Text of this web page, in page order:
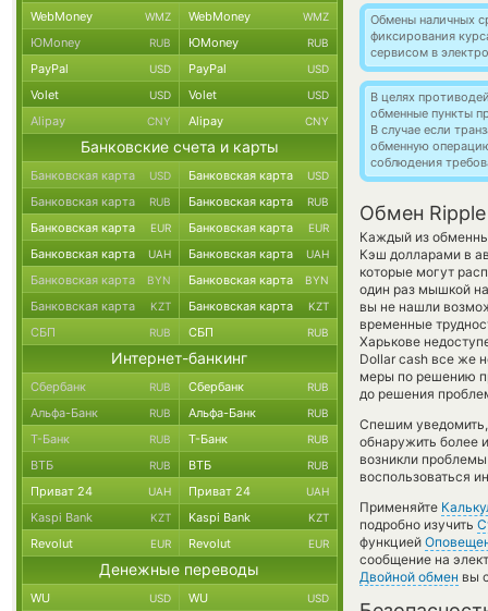
Обмены наличных
фиксирования
сервисом в
В целях
обменные пункты
В случае если
обменную
соблюдения
Обмен Ripple
Каждый из
Кэш долларами в
которые могут
один раз мышкой
вы не нашли
временные
Харькове
Dollar cash все же
меры по решению
до решения
Спешим
обнаружить более
возникли
воспользоваться
Применяйте
подробно изучить
функцией
сообщение на
Двойной обмен вы
WebMoney WMZ WebMoney WMZ
ЮMoney RUB ЮMoney RUB
PayPal USD PayPal USD
Volet USD Volet USD
Alipay CNY Alipay CNY
Банковские счета и карты
Банковская карта USD Банковская карта USD
Банковская карта RUB Банковская карта RUB
Банковская карта EUR Банковская карта EUR
Банковская карта UAH Банковская карта UAH
Банковская карта BYN Банковская карта BYN
Банковская карта KZT Банковская карта KZT
СБП RUB СБП RUB
Интернет-банкинг
Сбербанк RUB Сбербанк RUB
Альфа-Банк RUB Альфа-Банк RUB
Т-Банк RUB Т-Банк RUB
ВТБ RUB ВТБ RUB
Приват 24 UAH Приват 24 UAH
Kaspi Bank KZT Kaspi Bank KZT
Revolut EUR Revolut EUR
Денежные переводы
WU USD WU USD